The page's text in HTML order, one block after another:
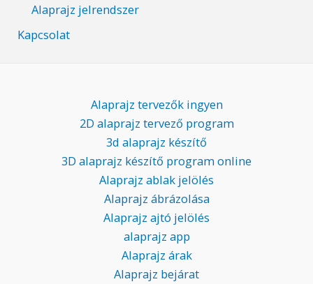
Alaprajz jelrendszer
Kapcsolat
Alaprajz tervezők ingyen
2D alaprajz tervező program
3d alaprajz készítő
3D alaprajz készítő program online
Alaprajz ablak jelölés
Alaprajz ábrázolása
Alaprajz ajtó jelölés
alaprajz app
Alaprajz árak
Alaprajz bejárat